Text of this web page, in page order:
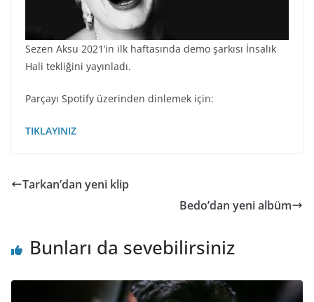
Sezen Aksu 2021’in ilk haftasında demo şarkısı İnsalık
Hali tekliğini yayınladı.
Parçayı Spotify üzerinden dinlemek için:
TIKLAYINIZ
Tarkan’dan yeni klip
Bedo’dan yeni albüm
Bunları da sevebilirsiniz